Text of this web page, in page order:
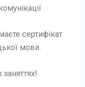
сертифікат
мови.